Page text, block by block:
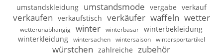
umstandskleidung umstandsmode vergabe verkauf
verkaufen verkaufstisch verkäufer waffeln wetter
wetterunabhängig winter winterbasar
winterbekleidung
winterkleidung
wintersachen wintersaison wintersportartikel
würstchen zahlreiche zubehör